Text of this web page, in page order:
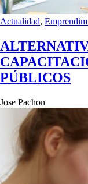
Actualidad,
PÚBLICOS
Jose Pachon